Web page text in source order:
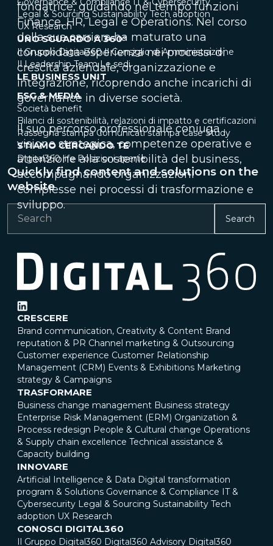
Legal & Sourcing Sustainability Tech adoption
UX Research
UNO SGUARDO A 360°
Il Gruppo Digital360 Il Consiglio di Amministrazione
Il Leadership Team Le sedi
LE BUSINESS UNIT
ESG & MEDIA
Società benefit
Bilanci di sostenibilità, relazioni di impatto e certificazioni
Rassegna stampa Comunicati stampa Case Study
STIAMO CERCANDO TE
Digital360 life Posizioni aperte
Quickly find content and solutions on the
website
Search
fondatrice, guidando nel tempo funzioni
Finance, HR, Legal e Operations. Nel corso
della sua carriera ha maturato una
consolidata esperienza nei processi di
crescita aziendale, organizzazione e
integrazione, ricoprendo anche incarichi di
governance in diverse società.
Il suo percorso professionale coniuga
visione strategica, competenze operative e
attenzione alla sostenibilità del business,
accompagnando organizzazioni
complesse nei processi di trasformazione e
sviluppo.
CRESCERE
Brand communication, Creativity & Content Brand
reputation & PR Channel marketing & Outsourcing
Customer experience Customer Relationship
Management (CRM) Events & Exhibitions Marketing
strategy & Campaigns
TRASFORMARE
Business change management Business strategy
Enterprise Risk Management (ERM) Organization &
Process redesign People & Cultural change Operations
& Supply chain excellence Technical assistance &
Capacity building
INNOVARE
Artificial Intelligence & Data Digital transformation
program & Solutions Governance & Compliance IT &
Cybersecurity Legal & Sourcing Sustainability Tech
adoption UX Research
CONOSCI DIGITAL360
Il Gruppo Digital360 Digital360 Advisory Digital360